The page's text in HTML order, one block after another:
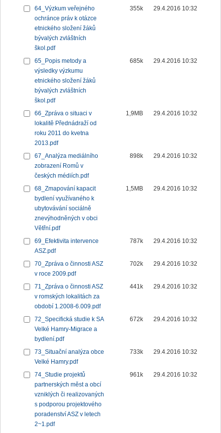
64_Výzkum veřejného
ochránce práv k otázce
etnického složení žáků
bývalých zvláštních
škol.pdf
355k 29.4.2016 10:32
65_Popis metody a
výsledky výzkumu
etnického složení žáků
bývalých zvláštních
škol.pdf
685k 29.4.2016 10:32
66_Zpráva o situaci v
lokalitě Přednádraží od
roku 2011 do kvetna
2013.pdf
1,9MB 29.4.2016 10:32
67_Analýza mediálního
zobrazení Romů v
českých médiích.pdf
898k 29.4.2016 10:32
68_Zmapování kapacit
bydlení využívaného k
ubytovávání sociálně
znevýhodněných v obci
Větřní.pdf
1,5MB 29.4.2016 10:32
69_Efektivita intervence
ASZ.pdf
787k 29.4.2016 10:32
70_Zpráva o činnosti ASZ
v roce 2009.pdf
702k 29.4.2016 10:32
71_Zpráva o činnosti ASZ
v romských lokalitách za
období 1.2008-6.009.pdf
441k 29.4.2016 10:32
72_Specifická studie k SA
Velké Hamry-Migrace a
bydlení.pdf
672k 29.4.2016 10:32
73_Situační analýza obce
Velké Hamry.pdf
733k 29.4.2016 10:32
74_Studie projektů
partnerských měst a obcí
vzniklých či realizovaných
s podporou projektového
poradenství ASZ v letech
2~1.pdf
961k 29.4.2016 10:32